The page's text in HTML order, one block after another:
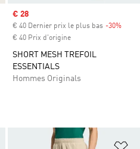
Prix soldé
€ 28
€ 40 Dernier prix le plus bas -30%
€ 40 Prix d'origine
SHORT MESH TREFOIL
ESSENTIALS
Hommes Originals
Ajouter à la Liste de produits